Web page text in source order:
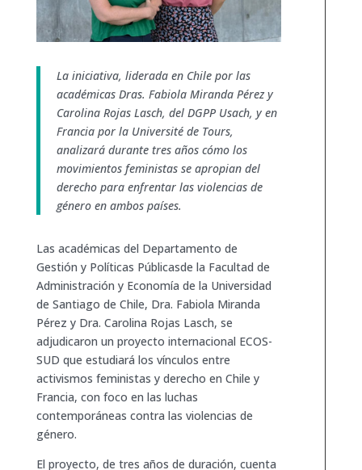
La iniciativa, liderada en Chile por las
académicas Dras. Fabiola Miranda Pérez y
Carolina Rojas Lasch, del DGPP Usach, y en
Francia por la Université de Tours,
analizará durante tres años cómo los
movimientos feministas se apropian del
derecho para enfrentar las violencias de
género en ambos países.
Las académicas del Departamento de
Gestión y Políticas Públicasde la Facultad de
Administración y Economía de la Universidad
de Santiago de Chile, Dra. Fabiola Miranda
Pérez y Dra. Carolina Rojas Lasch, se
adjudicaron un proyecto internacional ECOS-
SUD que estudiará los vínculos entre
activismos feministas y derecho en Chile y
Francia, con foco en las luchas
contemporáneas contra las violencias de
género.
El proyecto, de tres años de duración, cuenta